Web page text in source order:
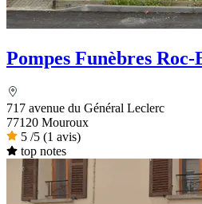
Pompes Funèbres Roc-
717 avenue du Général Leclerc
77120 Mouroux
5 /5 (1 avis)
top notes